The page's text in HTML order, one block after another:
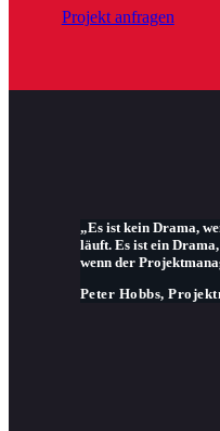
Projekt anfragen
„Es ist kein Drama,
läuft. Es ist ein Drama,
wenn der
Peter Hobbs,